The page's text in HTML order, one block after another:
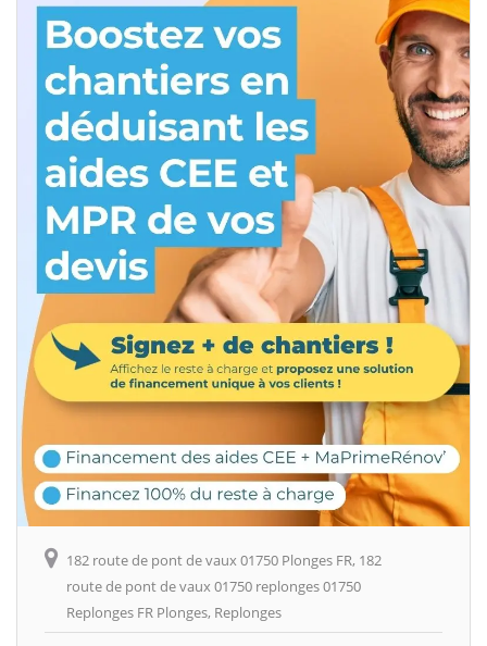
182 route de pont de vaux 01750 Plonges FR, 182
route de pont de vaux 01750 replonges 01750
Replonges FR Plonges, Replonges